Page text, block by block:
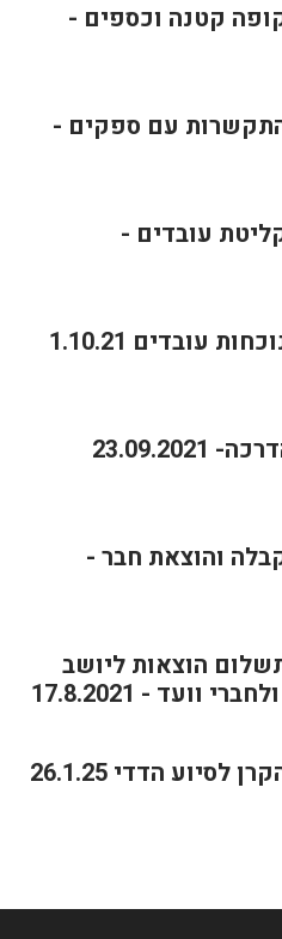
002 - קופה קטנה וכספים -
003 - התקשרות עם ספקים -
004 - קליטת עובדים -
007 - קבלה והוצאת חבר -
008 - תשלום הוצאות ליושב
וועד - 17.8.2021